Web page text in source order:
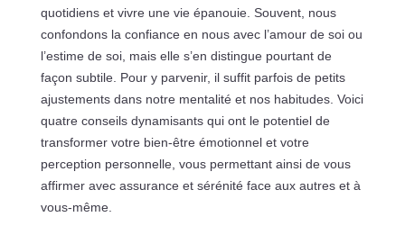
quotidiens et vivre une vie épanouie. Souvent, nous
confondons la confiance en nous avec l’amour de soi ou
l’estime de soi, mais elle s’en distingue pourtant de
façon subtile. Pour y parvenir, il suffit parfois de petits
ajustements dans notre mentalité et nos habitudes. Voici
quatre conseils dynamisants qui ont le potentiel de
transformer votre bien-être émotionnel et votre
perception personnelle, vous permettant ainsi de vous
affirmer avec assurance et sérénité face aux autres et à
vous-même.